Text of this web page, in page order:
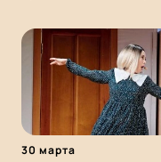
30 марта